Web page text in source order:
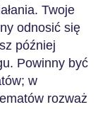
Twoje
odnosić się
później
Powinny być
w
rozważ